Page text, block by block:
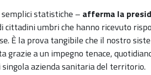
statistiche – afferma la
cittadini umbri che hanno ricevuto
È la prova tangibile che il nostro
grazie a un impegno tenace,
azienda sanitaria del territorio.